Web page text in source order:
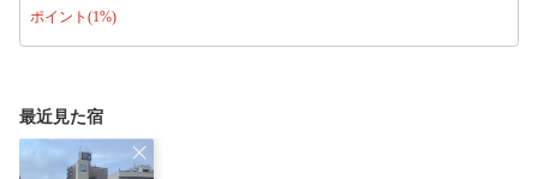
ポイント(1%)
最近見た宿